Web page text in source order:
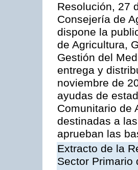
Resolución, 27
Consejería de
dispone la
de Agricultura,
Gestión del
entrega y
noviembre de
ayudas de
Comunitario de
destinadas a
aprueban las
Extracto de la
Sector Primario